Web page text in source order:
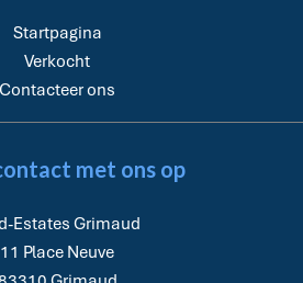
Startpagina
Verkocht
Contacteer ons
met ons op
Estates Grimaud
11 Place Neuve